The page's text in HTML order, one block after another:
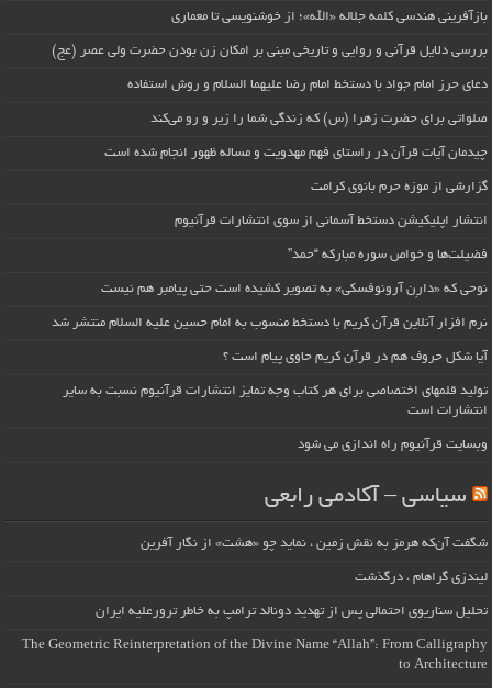
بازآفرینی هندسی کلمه جلاله «الله»؛ از خوشنویسی تا معماری
بررسی دلایل قرآنی و روایی و تاریخی مبنی بر امکان زن بودن حضرت ولی عصر (عج)
دعای حرز امام جواد با دستخط امام رضا علیهما السلام و روش استفاده
صلواتی برای حضرت زهرا (س) که زندگی شما را زیر و رو می‌کند
چیدمان آیات قرآن در راستای فهم مهدویت و مساله ظهور انجام شده است
گزارشی از موزه حرم بانوی کرامت
انتشار اپلیکیشن دستخط آسمانی از سوی انتشارات قرآنیوم
فضیلت‌ها و خواص سوره مبارکه “حمد”
نوحی که «دارِن آرونوفسکی» به تصویر کشیده است حتی پیامبر هم نیست
نرم افزار آنلاین قرآن کریم با دستخط منسوب به امام حسین علیه السلام منتشر شد
آیا شکل حروف هم در قرآن کریم حاوی پیام است ؟
تولید قلمهای اختصاصی برای هر کتاب وجه تمایز انتشارات قرآنیوم نسبت به سایر
انتشارات است
وبسایت قرآنیوم راه اندازی می شود
سیاسی – آکادمی رابعی
شگفت آن‌که هرمز به نقش زمین ، نماید چو «هشت» از نگار آفرین
لیندزی گراهام ، درگذشت
تحلیل سناریوی احتمالی پس از تهدید دونالد ترامپ به خاطر ترورعلیه ایران
The Geometric Reinterpretation of the Divine Name “Allah”: From Calligraphy
to Architecture